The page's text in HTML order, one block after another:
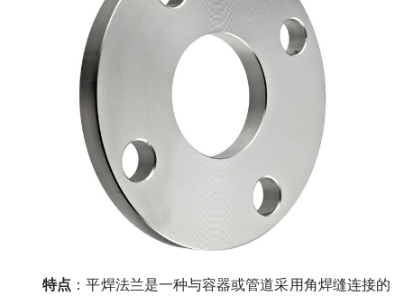
特点 ：平焊法兰是一种与容器或管道采用角焊缝连接的